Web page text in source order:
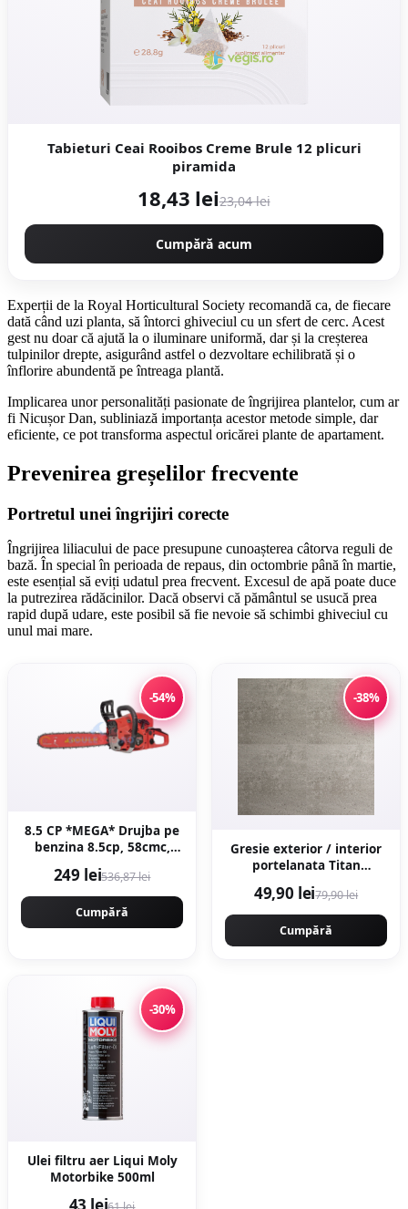
Tabieturi Ceai Rooibos Creme Brule 12 plicuri
piramida
18,43 lei23,04 lei
Cumpără acum
Experții de la Royal Horticultural Society recomandă ca, de fiecare
dată când uzi planta, să întorci ghiveciul cu un sfert de cerc. Acest
gest nu doar că ajută la o iluminare uniformă, dar și la creșterea
tulpinilor drepte, asigurând astfel o dezvoltare echilibrată și o
înflorire abundentă pe întreaga plantă.
Implicarea unor personalități pasionate de îngrijirea plantelor, cum ar
fi Nicușor Dan, subliniază importanța acestor metode simple, dar
eficiente, ce pot transforma aspectul oricărei plante de apartament.
Prevenirea greșelilor frecvente
Portretul unei îngrijiri corecte
Îngrijirea liliacului de pace presupune cunoașterea câtorva reguli de
bază. În special în perioada de repaus, din octombrie până în martie,
este esențial să eviți udatul prea frecvent. Excesul de apă poate duce
la putrezirea rădăcinilor. Dacă observi că pământul se usucă prea
rapid după udare, este posibil să fie nevoie să schimbi ghiveciul cu
unul mai mare.
-54%
8.5 CP *MEGA* Drujba pe
benzina 8.5cp, 58cmc,
MOTOYAMA JAPAN 9800
CMP9800
249 lei536,87 lei
Cumpără
-38%
Gresie exterior / interior
portelanata Titan
mata rectificata aspect
ciment
49,90 lei79,90 lei
Cumpără
-30%
Ulei filtru aer Liqui Moly
Motorbike 500ml